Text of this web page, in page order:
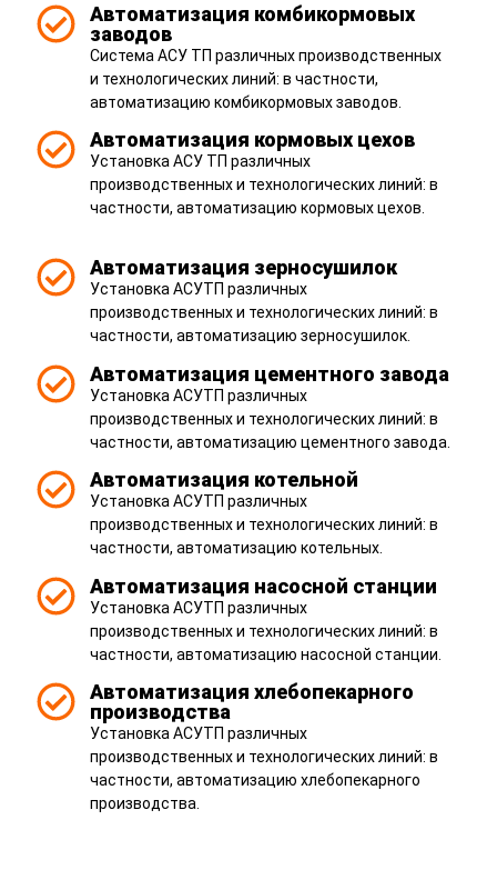
Автоматизация комбикормовых
заводов
Система АСУ ТП различных производственных
и технологических линий: в частности,
автоматизацию комбикормовых заводов.
Автоматизация кормовых цехов
Установка АСУ ТП различных
производственных и технологических линий: в
частности, автоматизацию кормовых цехов.
Автоматизация зерносушилок
Установка АСУТП различных
производственных и технологических линий: в
частности, автоматизацию зерносушилок.
Автоматизация цементного завода
Установка АСУТП различных
производственных и технологических линий: в
частности, автоматизацию цементного завода.
Автоматизация котельной
Установка АСУТП различных
производственных и технологических линий: в
частности, автоматизацию котельных.
Автоматизация насосной станции
Установка АСУТП различных
производственных и технологических линий: в
частности, автоматизацию насосной станции.
Автоматизация хлебопекарного
производства
Установка АСУТП различных
производственных и технологических линий: в
частности, автоматизацию хлебопекарного
производства.